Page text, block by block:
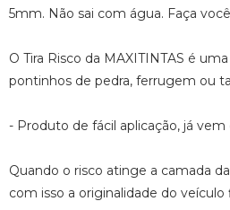
5mm. Não sai com água. Faça
O Tira Risco da MAXITINTAS é
pontinhos de pedra, ferrugem ou
- Produto de fácil aplicação, já
Quando o risco atinge a camada
com isso a originalidade do veículo